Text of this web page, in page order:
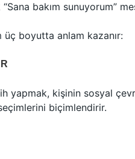
bakım sunuyorum”
üç boyutta anlam kazanır:
yapmak, kişinin sosyal
biçimlendirir.